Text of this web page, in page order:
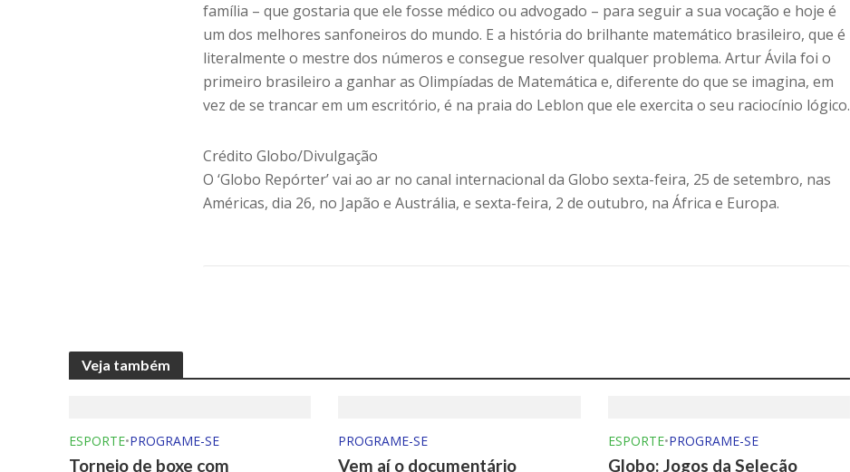
família – que gostaria que ele fosse médico ou advogado – para seguir a sua vocação e hoje é
um dos melhores sanfoneiros do mundo. E a história do brilhante matemático brasileiro, que é
literalmente o mestre dos números e consegue resolver qualquer problema. Artur Ávila foi o
primeiro brasileiro a ganhar as Olimpíadas de Matemática e, diferente do que se imagina, em
vez de se trancar em um escritório, é na praia do Leblon que ele exercita o seu raciocínio lógico.
Crédito Globo/Divulgação
O ‘Globo Repórter’ vai ao ar no canal internacional da Globo sexta-feira, 25 de setembro, nas
Américas, dia 26, no Japão e Austrália, e sexta-feira, 2 de outubro, na África e Europa.
Veja também
ESPORTE•PROGRAME-SE
Torneio de boxe com
PROGRAME-SE
Vem aí o documentário
ESPORTE•PROGRAME-SE
Globo: Jogos da Seleção